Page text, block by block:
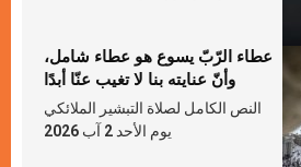
عطاء الرّبّ يسوع هو عطاء شامل،
وأنّ عنايته بنا لا تغيب عنّا أبدًا
النص الكامل لصلاة التبشير الملائكي
يوم الأحد 2 آب 2026